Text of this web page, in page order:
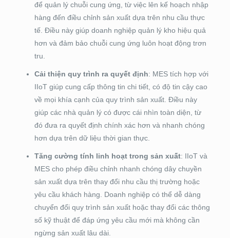
để quản lý chuỗi cung ứng, từ việc lên kế hoạch nhập
hàng đến điều chỉnh sản xuất dựa trên nhu cầu thực
tế. Điều này giúp doanh nghiệp quản lý kho hiệu quả
hơn và đảm bảo chuỗi cung ứng luôn hoạt động trơn
tru.
Cải thiện quy trình ra quyết định: MES tích hợp với
IIoT giúp cung cấp thông tin chi tiết, có độ tin cậy cao
về mọi khía cạnh của quy trình sản xuất. Điều này
giúp các nhà quản lý có được cái nhìn toàn diện, từ
đó đưa ra quyết định chính xác hơn và nhanh chóng
hơn dựa trên dữ liệu thời gian thực.
Tăng cường tính linh hoạt trong sản xuất: IIoT và
MES cho phép điều chỉnh nhanh chóng dây chuyền
sản xuất dựa trên thay đổi nhu cầu thị trường hoặc
yêu cầu khách hàng. Doanh nghiệp có thể dễ dàng
chuyển đổi quy trình sản xuất hoặc thay đổi các thông
số kỹ thuật để đáp ứng yêu cầu mới mà không cần
ngừng sản xuất lâu dài.